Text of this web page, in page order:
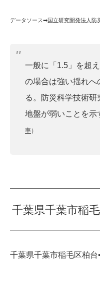
データソース➡︎国立研究開発法人防
一般に「1.5」を超
の場合は強い揺れへ
る。防災科学技術
地盤が弱いことを示
率）
千葉県千葉市稲
千葉県千葉市稲毛区柏